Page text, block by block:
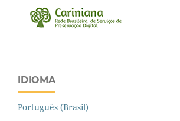
IDIOMA
Português (Brasil)